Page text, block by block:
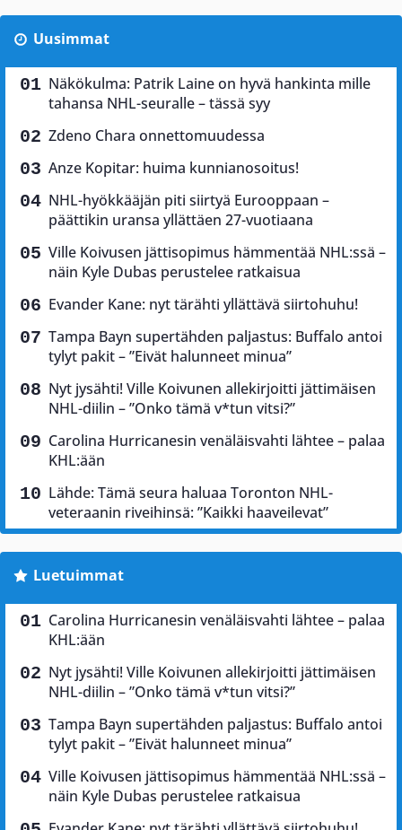
Uusimmat
Näkökulma: Patrik Laine on hyvä hankinta mille
tahansa NHL-seuralle – tässä syy
Zdeno Chara onnettomuudessa
Anze Kopitar: huima kunnianosoitus!
NHL-hyökkääjän piti siirtyä Eurooppaan –
päättikin uransa yllättäen 27-vuotiaana
Ville Koivusen jättisopimus hämmentää NHL:ssä –
näin Kyle Dubas perustelee ratkaisua
Evander Kane: nyt tärähti yllättävä siirtohuhu!
Tampa Bayn supertähden paljastus: Buffalo antoi
tylyt pakit – ”Eivät halunneet minua”
Nyt jysähti! Ville Koivunen allekirjoitti jättimäisen
NHL-diilin – ”Onko tämä v*tun vitsi?”
Carolina Hurricanesin venäläisvahti lähtee – palaa
KHL:ään
Lähde: Tämä seura haluaa Toronton NHL-
veteraanin riveihinsä: ”Kaikki haaveilevat”
Luetuimmat
Carolina Hurricanesin venäläisvahti lähtee – palaa
KHL:ään
Nyt jysähti! Ville Koivunen allekirjoitti jättimäisen
NHL-diilin – ”Onko tämä v*tun vitsi?”
Tampa Bayn supertähden paljastus: Buffalo antoi
tylyt pakit – ”Eivät halunneet minua”
Ville Koivusen jättisopimus hämmentää NHL:ssä –
näin Kyle Dubas perustelee ratkaisua